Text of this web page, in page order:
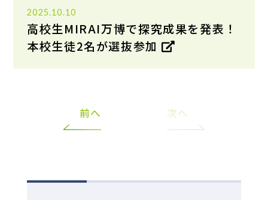
2025.10.10
高校生MIRAI万博で探究成果を発表！
本校生徒2名が選抜参加
前へ 次へ